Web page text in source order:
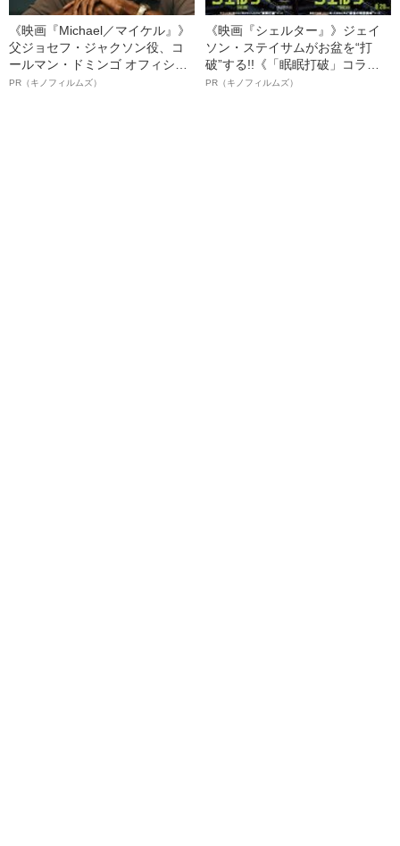
《映画『Michael／マイケル』》
父ジョセフ・ジャクソン役、コ
ールマン・ドミンゴ オフィシャ
ルインタビュー“観客を魅了した
PR（キノフィルムズ）
《映画『シェルター』》ジェイ
ソン・ステイサムがお盆を“打
破”する!!《「眠眠打破」コラ
ボ》
PR（キノフィルムズ）